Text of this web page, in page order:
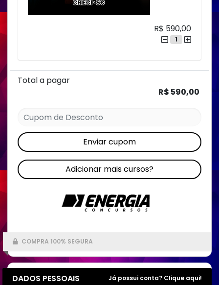
DADOS PESSOAIS Já possui conta? Clique aqui!
R$ 590,00
1
Total a pagar
R$ 590,00
Enviar cupom
Adicionar mais cursos?
COMPRA 100% SEGURA